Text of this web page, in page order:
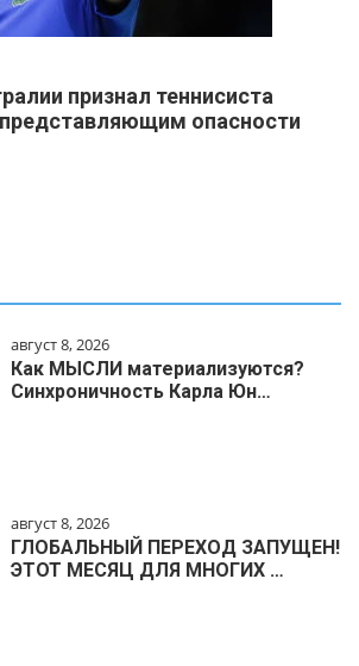
признал теннисиста
опасности
август 8, 2026
Как МЫСЛИ материализуются?
Синхроничность Карла Юн…
август 8, 2026
ГЛОБАЛЬНЫЙ ПЕРЕХОД ЗАПУЩЕН!
ЭТОТ МЕСЯЦ ДЛЯ МНОГИХ …